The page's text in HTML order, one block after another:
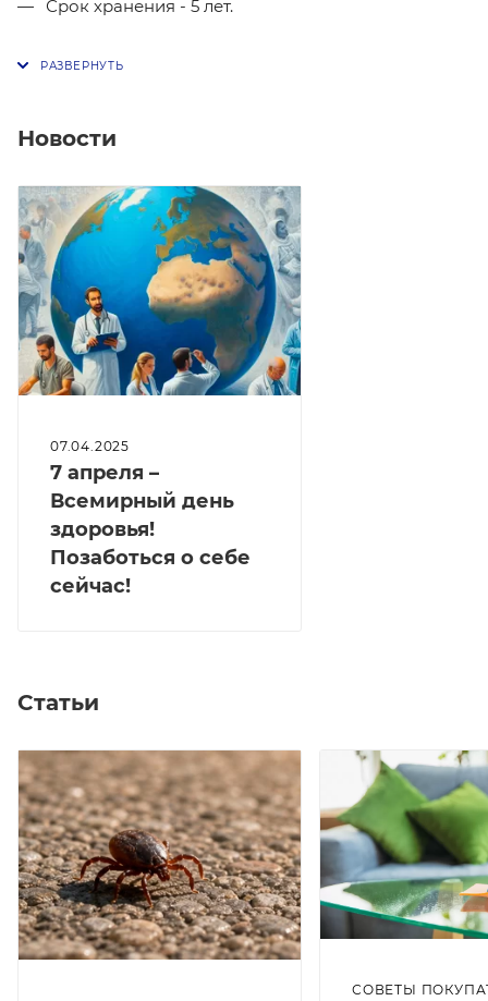
Срок хранения - 5 лет.
Новости
07.04.2025
7 апреля –
Всемирный день
здоровья!
Позаботься о себе
сейчас!
Статьи
СОВЕТЫ